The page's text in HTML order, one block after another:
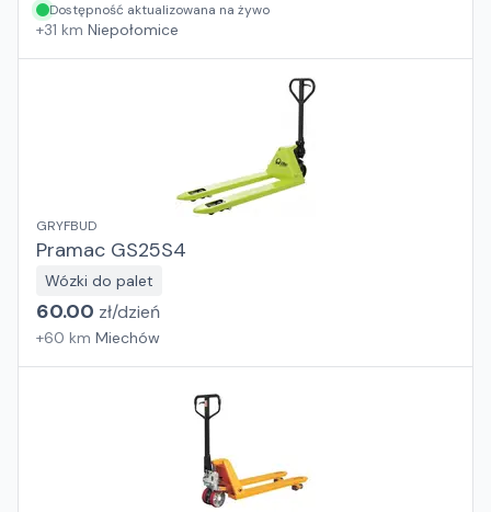
Dostępność aktualizowana na żywo
+31 km Niepołomice
GRYFBUD
Pramac GS25S4
Wózki do palet
60.00 zł/dzień
+60 km Miechów